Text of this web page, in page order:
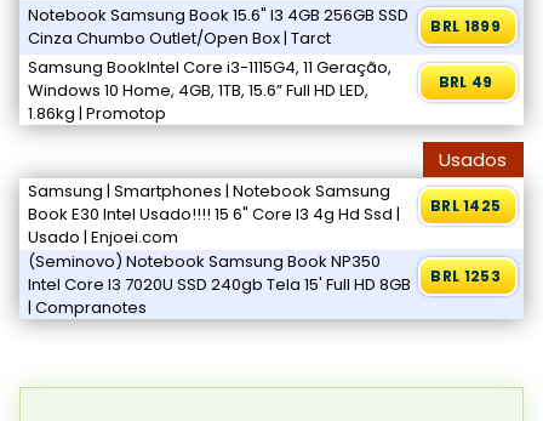
Notebook Samsung Book 15.6" I3 4GB 256GB SSD
Cinza Chumbo Outlet/Open Box | Tarct
BRL 1899
Samsung BookIntel Core i3-1115G4, 11 Geração,
Windows 10 Home, 4GB, 1TB, 15.6” Full HD LED,
1.86kg | Promotop
BRL 49
Usados
Samsung | Smartphones | Notebook Samsung
Book E30 Intel Usado!!!! 15 6" Core I3 4g Hd Ssd |
Usado | Enjoei.com
BRL 1425
(Seminovo) Notebook Samsung Book NP350
Intel Core I3 7020U SSD 240gb Tela 15' Full HD 8GB
| Compranotes
BRL 1253